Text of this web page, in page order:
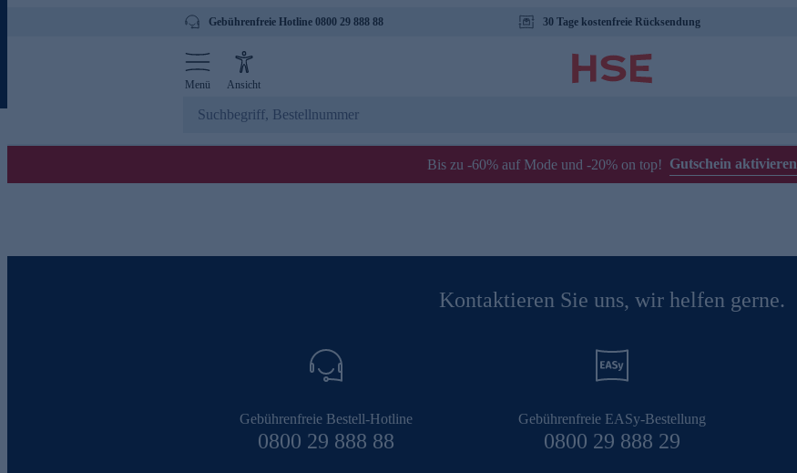
Gebührenfreie Hotline 0800 29 888 88 30 Tage kostenfreie Rücksendung
Menü Ansicht
Bis zu -60% auf Mode und -20% on top! Gutschein aktivieren
Kontaktieren Sie uns, wir helfen gerne.
Gebührenfreie Bestell-Hotline
0800 29 888 88
Gebührenfreie EASy-Bestellung
0800 29 888 29